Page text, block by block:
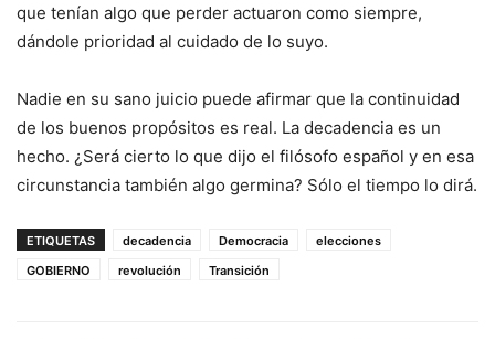
que tenían algo que perder actuaron como siempre,
dándole prioridad al cuidado de lo suyo.
Nadie en su sano juicio puede afirmar que la continuidad
de los buenos propósitos es real. La decadencia es un
hecho. ¿Será cierto lo que dijo el filósofo español y en esa
circunstancia también algo germina? Sólo el tiempo lo dirá.
ETIQUETAS decadencia Democracia
elecciones
GOBIERNO
revolución Transición